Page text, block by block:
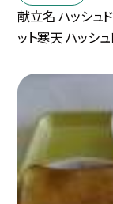
献立名 ハッシュ
ット寒天 ハッシュ